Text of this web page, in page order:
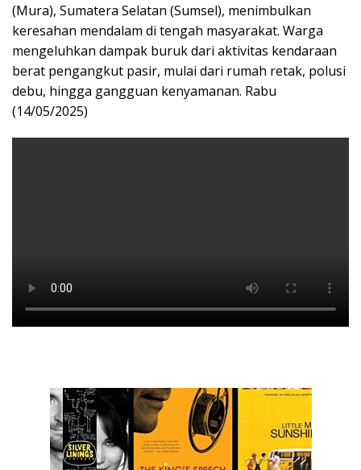
(Mura), Sumatera Selatan (Sumsel), menimbulkan
keresahan mendalam di tengah masyarakat. Warga
mengeluhkan dampak buruk dari aktivitas kendaraan
berat pengangkut pasir, mulai dari rumah retak, polusi
debu, hingga gangguan kenyamanan. Rabu
(14/05/2025)